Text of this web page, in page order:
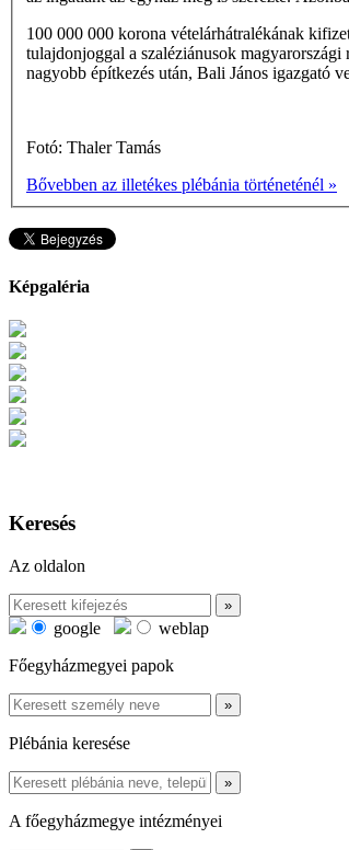
100 000 000 korona vételárhátralékának
tulajdonjoggal a szaléziánusok
nagyobb építkezés után, Bali János igazgató
Fotó: Thaler Tamás
Bővebben az illetékes plébánia történeténél »
Képgaléria
Keresés
Az oldalon
google
weblap
Főegyházmegyei papok
Plébánia keresése
A főegyházmegye intézményei